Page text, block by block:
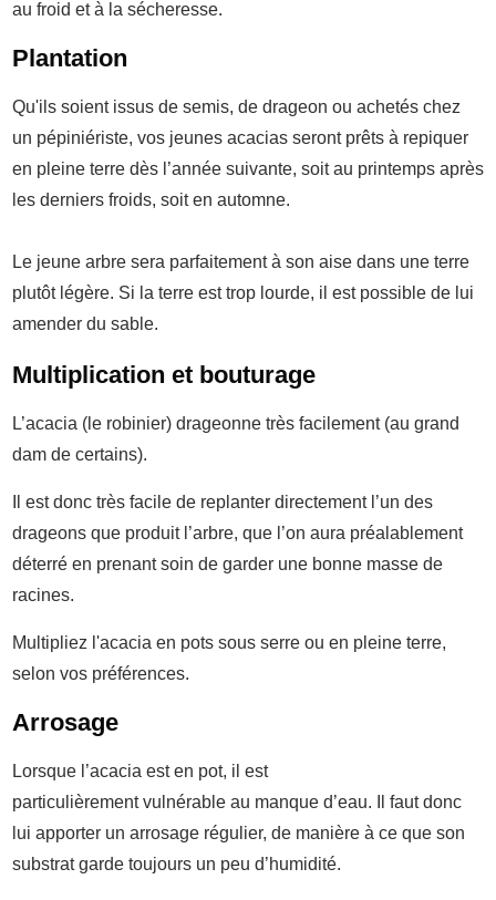
au froid et à la sécheresse.
Plantation
Qu'ils soient issus de semis, de drageon ou achetés chez
un pépiniériste, vos jeunes acacias seront prêts à repiquer
en pleine terre dès l’année suivante, soit au printemps après
les derniers froids, soit en automne.
Le jeune arbre sera parfaitement à son aise dans une terre
plutôt légère. Si la terre est trop lourde, il est possible de lui
amender du sable.
Multiplication et bouturage
L’acacia (le robinier) drageonne très facilement (au grand
dam de certains).
Il est donc très facile de replanter directement l’un des
drageons que produit l’arbre, que l’on aura préalablement
déterré en prenant soin de garder une bonne masse de
racines.
Multipliez l'acacia en pots sous serre ou en pleine terre,
selon vos préférences.
Arrosage
Lorsque l’acacia est en pot, il est
particulièrement vulnérable au manque d’eau. Il faut donc
lui apporter un arrosage régulier, de manière à ce que son
substrat garde toujours un peu d’humidité.